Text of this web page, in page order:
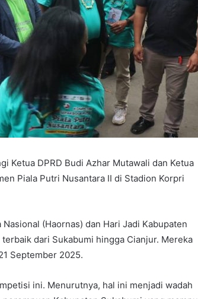
Ketua DPRD Budi Azhar Mutawali dan Ketua
Piala Putri Nusantara II di Stadion Korpri
(Haornas) dan Hari Jadi Kabupaten
dari Sukabumi hingga Cianjur. Mereka
September 2025.
ini. Menurutnya, hal ini menjadi wadah